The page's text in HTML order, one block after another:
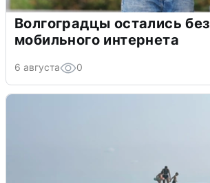
Волгоградцы остались без
мобильного интернета
6 августа 0